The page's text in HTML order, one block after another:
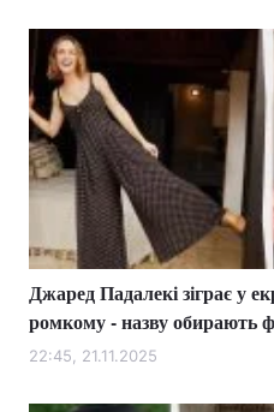
Джаред Падалекі зіграє у
ромкому - назву обирають
22:45, 21.11.2025